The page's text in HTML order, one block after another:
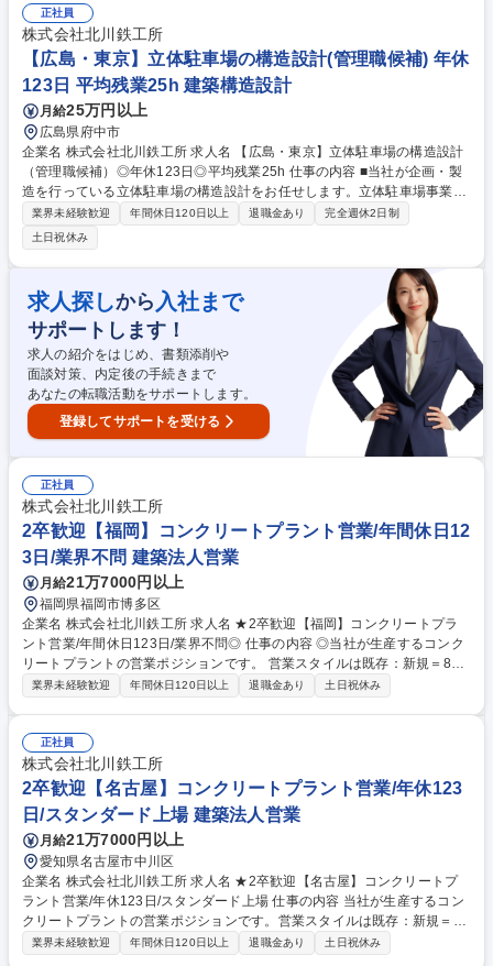
◎働き方◎
正社員
株式会社北川鉄工所
【広島・東京】立体駐車場の構造設計(管理職候補) 年休
123日 平均残業25h 建築構造設計
月給25万円以上
広島県府中市
企業名 株式会社北川鉄工所 求人名 【広島・東京】立体駐車場の構造設計
（管理職候補）◎年休123日◎平均残業25h 仕事の内容 ■当社が企画・製
造を行っている立体駐車場の構造設計をお任せします。立体駐車場事業は
アフターコロナに向け今後益々のニーズ拡大を想定しており、組織強化に
向けた増員での採用です。 【具体的には】 ◆構造計画 ◆概算設計及び実
施設計 ◆外注管理 ◆検図業務 ◆マネジメント業務 【魅力】設計する案件
は数億～数十億規模！日頃利用するショッピングモールなどの施設でも導
入されており、ご自身が携わった製品が身近に利用されるシーンにやりが
いを感じることができるポジションです！ 募集職種 【広島・東京】立体
駐車場の構造設計（管理職候補）◎年休123日◎平均残業25h
業界未経験歓迎 年間休日120日以上 退職金あり
完全週休2日制
土日祝休み
求人探しから 入社まで
サポートします！
求人の紹介をはじめ、書類添削や
面談対策、内定後の手続きまで
あなたの転職活動をサポートします。
登録してサポートを受ける
正社員
株式会社北川鉄工所
2卒歓迎【福岡】コンクリートプラント営業/年間休日12
3日/業界不問 建築法人営業
月給21万7000円以上
福岡県福岡市博多区
企業名 株式会社北川鉄工所 求人名 ★2卒歓迎【福岡】コンクリートプラ
ント営業/年間休日123日/業界不問◎ 仕事の内容 ◎当社が生産するコンク
リートプラントの営業ポジションです。 営業スタイルは既存：新規＝8：
2程度ですが、今後はニーズ拡大に向けて開拓も期待しています。 ◎業界
の既存顧客への関係構築、情報収集 ・客先要望のヒアリング、仕様検討
・プレゼンテーション、見積もり ・現地の立ち上げや試運転の立会い、サ
ービス部門への引継 ・新規顧客獲得のための商品PR 募集職種 ★2卒歓迎
【福岡】コンクリートプラント営業/年間休日123日/業界不問◎
業界未経験歓迎 年間休日120日以上 退職金あり 土日祝休み
正社員
株式会社北川鉄工所
2卒歓迎【名古屋】コンクリートプラント営業/年休123
日/スタンダード上場 建築法人営業
月給21万7000円以上
愛知県名古屋市中川区
企業名 株式会社北川鉄工所 求人名 ★2卒歓迎【名古屋】コンクリートプ
ラント営業/年休123日/スタンダード上場 仕事の内容 当社が生産するコン
クリートプラントの営業ポジションです。営業スタイルは既存：新規＝
8：2程度ですが、今後はニーズ拡大に向けて開拓も期待しています。 業
業界未経験歓迎 年間休日120日以上 退職金あり 土日祝休み